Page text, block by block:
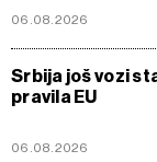
06.08.2026
Srbija još vozi
pravila EU
06.08.2026